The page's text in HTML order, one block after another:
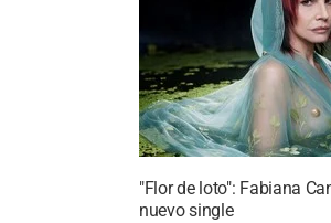
"Flor de loto": Fabiana
nuevo single